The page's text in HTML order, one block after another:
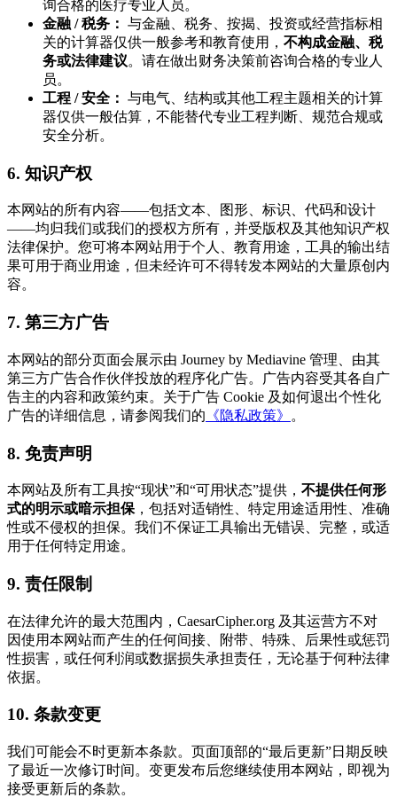
询合格的医疗专业人员。
金融 / 税务： 与金融、税务、按揭、投资或经营指标相
关的计算器仅供一般参考和教育使用， 不构成金融、税
务或法律建议。请在做出财务决策前咨询合格的专业人
员。
工程 / 安全： 与电气、结构或其他工程主题相关的计算
器仅供一般估算，不能替代专业工程判断、规范合规或
安全分析。
6. 知识产权
本网站的所有内容——包括文本、图形、标识、代码和设计
——均归我们或我们的授权方所有，并受版权及其他知识产权
法律保护。您可将本网站用于个人、教育用途，工具的输出结
果可用于商业用途，但未经许可不得转发本网站的大量原创内
容。
7. 第三方广告
本网站的部分页面会展示由 Journey by Mediavine 管理、由其
第三方广告合作伙伴投放的程序化广告。广告内容受其各自广
告主的内容和政策约束。关于广告 Cookie 及如何退出个性化
广告的详细信息，请参阅我们的 《隐私政策》 。
8. 免责声明
本网站及所有工具按“现状”和“可用状态”提供， 不提供任何形
式的明示或暗示担保 ，包括对适销性、特定用途适用性、准确
性或不侵权的担保。我们不保证工具输出无错误、完整，或适
用于任何特定用途。
9. 责任限制
在法律允许的最大范围内，CaesarCipher.org 及其运营方不对
因使用本网站而产生的任何间接、附带、特殊、后果性或惩罚
性损害，或任何利润或数据损失承担责任，无论基于何种法律
依据。
10. 条款变更
我们可能会不时更新本条款。页面顶部的“最后更新”日期反映
了最近一次修订时间。变更发布后您继续使用本网站，即视为
接受更新后的条款。